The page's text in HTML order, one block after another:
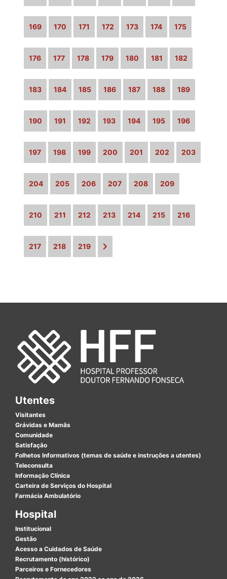
169 170 171 172 173 174 175
176 177 178 179 180 181 182
183 184 185 186 187 188 189
190 191 192 193 194 195 196
197 198 199 200 201 202 203
204 205 206 207 208 209
210 211 212 213 214 215 216
217 218 219
Utentes
Visitantes
Grávidas e Mamãs
Comunidade
Satisfação
Folhetos Informativos (temas de saúde e instruções a utentes)
Teleconsulta
Informação Clínica
Carteira de Serviços do Hospital
Farmácia Ambulatório
Hospital
Institucional
Gestão
Acesso a Cuidados de Saúde
Recrutamento (histórico)
Parceiros e Fornecedores